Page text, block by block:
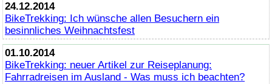
24.12.2014
BikeTrekking: Ich wünsche allen Besuchern ein
besinnliches Weihnachtsfest
01.10.2014
BikeTrekking: neuer Artikel zur Reiseplanung:
Fahrradreisen im Ausland - Was muss ich beachten?